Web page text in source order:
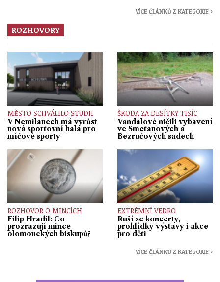
VÍCE ČLÁNKŮ Z KATEGORIE ›
ROZHOVORY
MĚSTO SCHVÁLILO STUDII
V Nemilanech má vyrůst
nová sportovní hala pro
míčové sporty
ŠKODA ZA DESÍTKY TISÍC
Vandalové ničili vybavení
ve Smetanových a
Bezručových sadech
ROZHOVOR O MINCÍCH
Filip Hradil: Co
prozrazují mince
olomouckých biskupů?
EXTRÉMNÍ VEDRO
Ruší se koncerty,
prohlídky výstavy i akce
pro děti
VÍCE ČLÁNKŮ Z KATEGORIE ›